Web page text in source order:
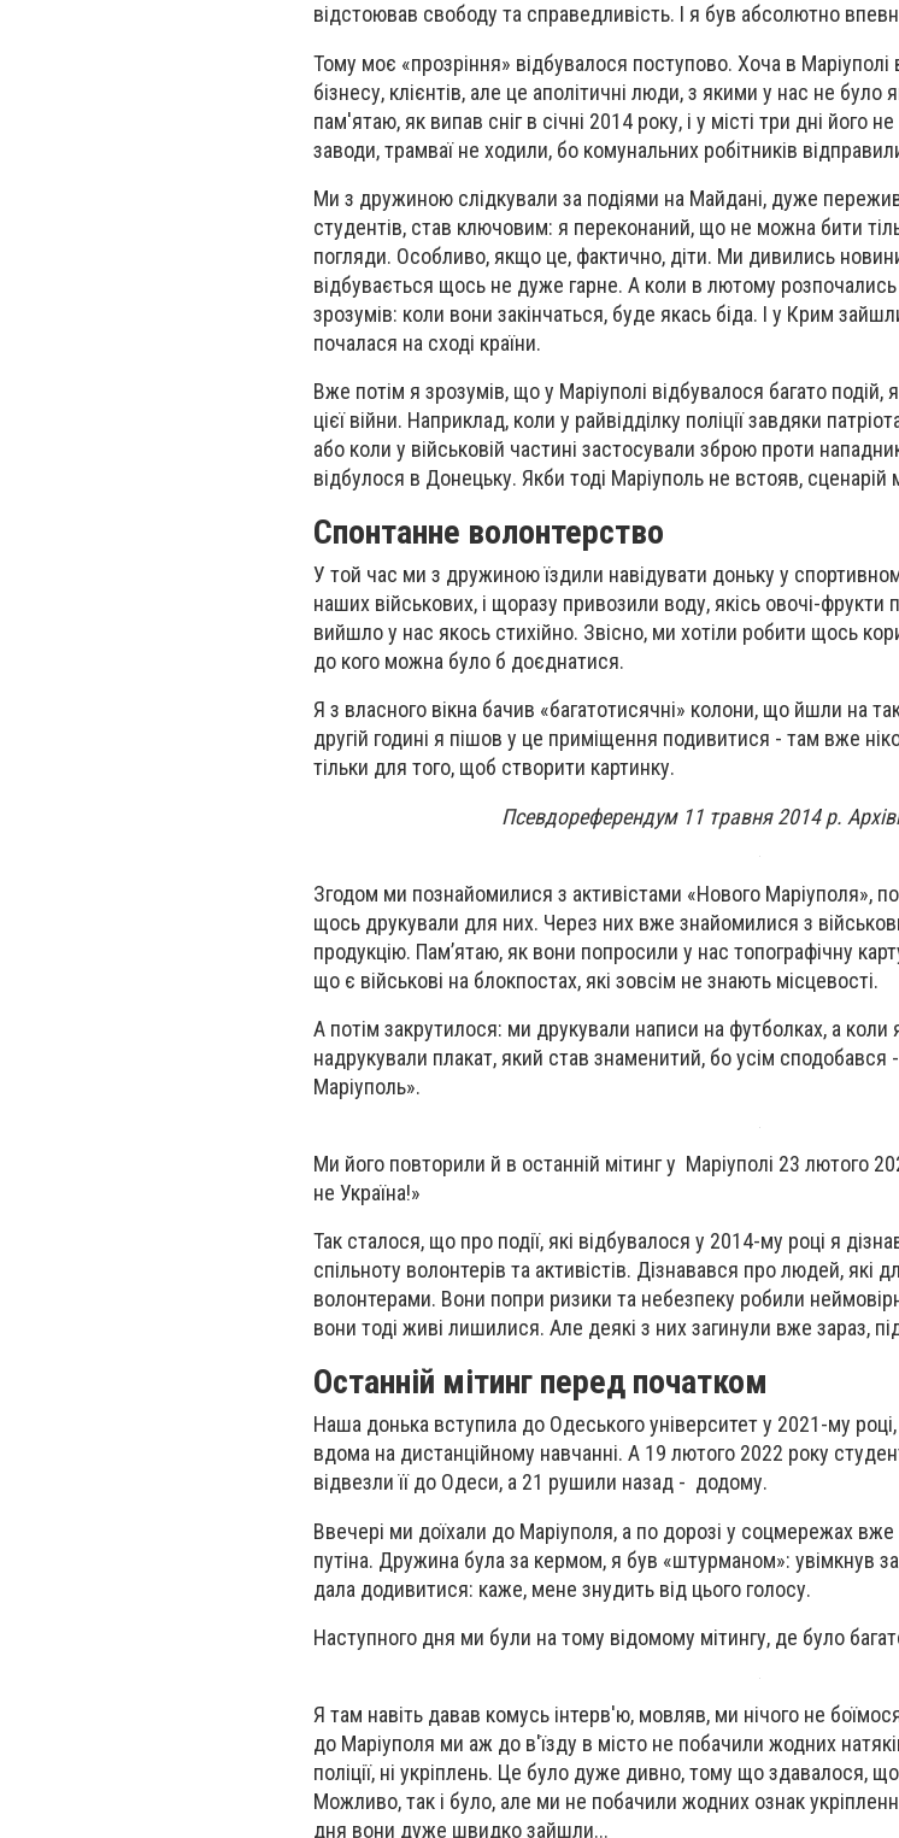
відстоював свободу та справедливість. І я був абсолютно
Тому моє «прозріння» відбувалося поступово. Хоча в
бізнесу, клієнтів, але це аполітичні люди, з якими у нас не було
пам'ятаю, як випав сніг в січні 2014 року, і у місті три дні
заводи, трамваї не ходили, бо комунальних робітників
Ми з дружиною слідкували за подіями на Майдані, дуже
студентів, став ключовим: я переконаний, що не можна бити
погляди. Особливо, якщо це, фактично, діти. Ми дивились
відбувається щось не дуже гарне. А коли в лютому розпочались
зрозумів: коли вони закінчаться, буде якась біда. І у Крим
почалася на сході країни.
Вже потім я зрозумів, що у Маріуполі відбувалося багато подій,
цієї війни. Наприклад, коли у райвідділку поліції завдяки
або коли у військовій частині застосували зброю проти
відбулося в Донецьку. Якби тоді Маріуполь не встояв, сценарій
Спонтанне волонтерство
У той час ми з дружиною їздили навідувати доньку у
наших військових, і щоразу привозили воду, якісь овочі-фрукти
вийшло у нас якось стихійно. Звісно, ми хотіли робити щось
до кого можна було б доєднатися.
Я з власного вікна бачив «багатотисячні» колони, що йшли на
другій годині я пішов у це приміщення подивитися - там вже
тільки для того, щоб створити картинку.
Псевдореферендум 11 травня 2014 р.
Згодом ми познайомилися з активістами «Нового Маріуполя»,
щось друкували для них. Через них вже знайомилися з
продукцію. Пам’ятаю, як вони попросили у нас топографічну
що є військові на блокпостах, які зовсім не знають місцевості.
А потім закрутилося: ми друкували написи на футболках, а
надрукували плакат, який став знаменитий, бо усім сподобався
Маріуполь».
Ми його повторили й в останній мітинг у Маріуполі 23 лютого
не Україна!»
Так сталося, що про події, які відбувалося у 2014-му році я
спільноту волонтерів та активістів. Дізнавався про людей, які
волонтерами. Вони попри ризики та небезпеку робили
вони тоді живі лишилися. Але деякі з них загинули вже зараз,
Останній мітинг перед початком
Наша донька вступила до Одеського університет у 2021-му
вдома на дистанційному навчанні. А 19 лютого 2022 року
відвезли її до Одеси, а 21 рушили назад - додому.
Ввечері ми доїхали до Маріуполя, а по дорозі у соцмережах
путіна. Дружина була за кермом, я був «штурманом»: увімкнув
дала додивитися: каже, мене знудить від цього голосу.
Наступного дня ми були на тому відомому мітингу, де було
Я там навіть давав комусь інтерв'ю, мовляв, ми нічого не
до Маріуполя ми аж до в'їзду в місто не побачили жодних
поліції, ні укріплень. Це було дуже дивно, тому що здавалося,
Можливо, так і було, але ми не побачили жодних ознак
дня вони дуже швидко зайшли...